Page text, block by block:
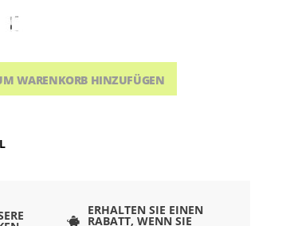
WARENKORB HINZUFÜGEN
ERHALTEN SIE EINEN
RABATT, WENN SIE